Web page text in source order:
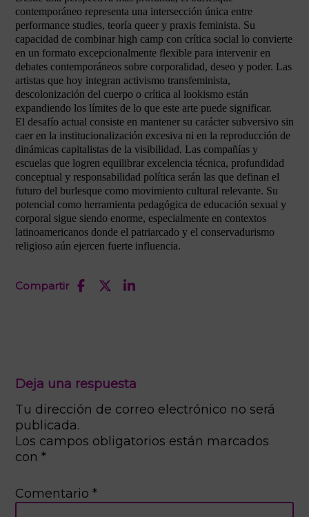
contemporáneo representa una intersección única entre
performance studies, teoría queer y praxis feminista. Su
capacidad de combinar high camp con crítica social lo convierte
en un formato excepcionalmente flexible para intervenir en
debates contemporáneos sobre corporalidad, deseo y poder. Las
artistas que hoy integran activismo transfeminista,
descolonización del cuerpo o crítica al lookismo están
expandiendo los límites de lo que este arte puede significar.
El desafío actual consiste en mantener su carácter subversivo sin
caer en la institucionalización excesiva ni en la reproducción de
dinámicas capitalistas de la visibilidad. Las compañías y
escuelas que logren equilibrar excelencia técnica, profundidad
conceptual y responsabilidad política serán las que definan el
futuro del burlesque como movimiento cultural relevante. Su
potencial como herramienta pedagógica de educación sexual y
corporal sigue siendo enorme, especialmente en contextos
latinoamericanos donde el patriarcado y el conservadurismo
religioso aún ejercen fuerte influencia.
Compartir
Deja una respuesta
Tu dirección de correo electrónico no será
publicada.
Los campos obligatorios están marcados
con *
Comentario *